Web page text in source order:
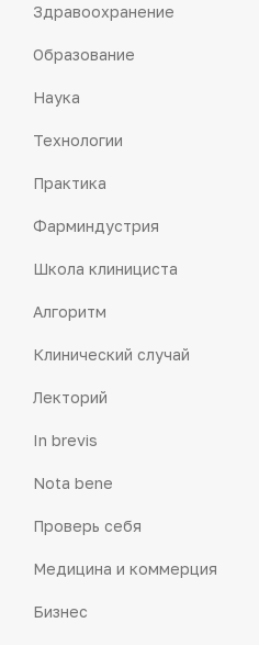
Здравоохранение
Образование
Наука
Технологии
Практика
Фарминдустрия
Школа клинициста
Алгоритм
Клинический случай
Лекторий
In brevis
Nota bene
Проверь себя
Медицина и коммерция
Бизнес